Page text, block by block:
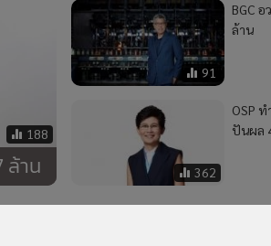
188
ล้าน
91
BGC
ล้าน
362
OSP
ปันผล